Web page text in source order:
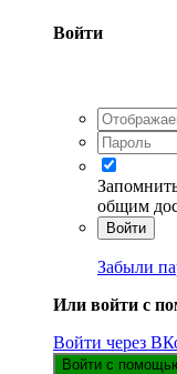
Войти
общим
Войти
Забыли
Или войти с
Войти через
Войти с